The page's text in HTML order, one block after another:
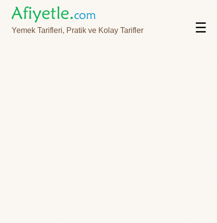
Yemek Tarifleri, Pratik ve Kolay Tarifler ☰